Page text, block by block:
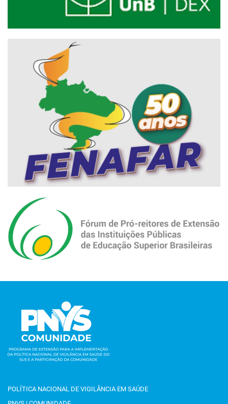
POLÍTICA NACIONAL DE VIGILÂNCIA EM SAÚDE